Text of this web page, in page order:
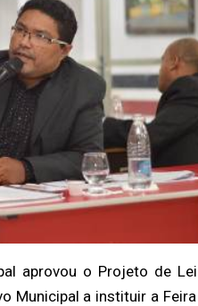
aprovou o Projeto de
Municipal a instituir a